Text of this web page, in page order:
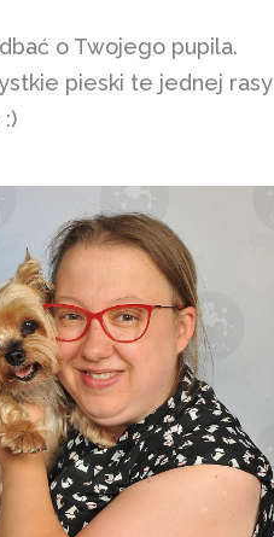
o Twojego pupila.
pieski te jednej rasy